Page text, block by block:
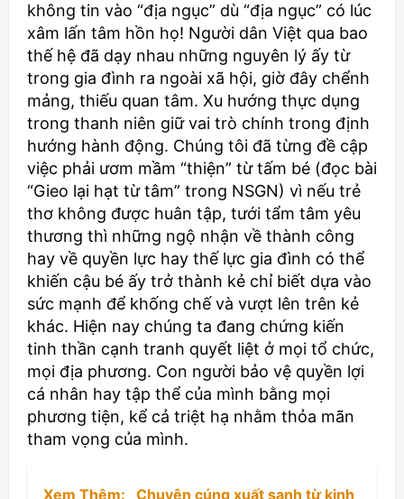
không tin vào “địa ngục” dù “địa ngục” có lúc
xâm lấn tâm hồn họ! Người dân Việt qua bao
thế hệ đã dạy nhau những nguyên lý ấy từ
trong gia đình ra ngoài xã hội, giờ đây chểnh
mảng, thiếu quan tâm. Xu hướng thực dụng
trong thanh niên giữ vai trò chính trong định
hướng hành động. Chúng tôi đã từng đề cập
việc phải ươm mầm “thiện” từ tấm bé (đọc bài
“Gieo lại hạt từ tâm” trong NSGN) vì nếu trẻ
thơ không được huân tập, tưới tẩm tâm yêu
thương thì những ngộ nhận về thành công
hay về quyền lực hay thế lực gia đình có thể
khiến cậu bé ấy trở thành kẻ chỉ biết dựa vào
sức mạnh để khống chế và vượt lên trên kẻ
khác. Hiện nay chúng ta đang chứng kiến
tinh thần cạnh tranh quyết liệt ở mọi tổ chức,
mọi địa phương. Con người bảo vệ quyền lợi
cá nhân hay tập thể của mình bằng mọi
phương tiện, kể cả triệt hạ nhằm thỏa mãn
tham vọng của mình.
Xem Thêm: Chuyện cúng xuất sanh từ kinh